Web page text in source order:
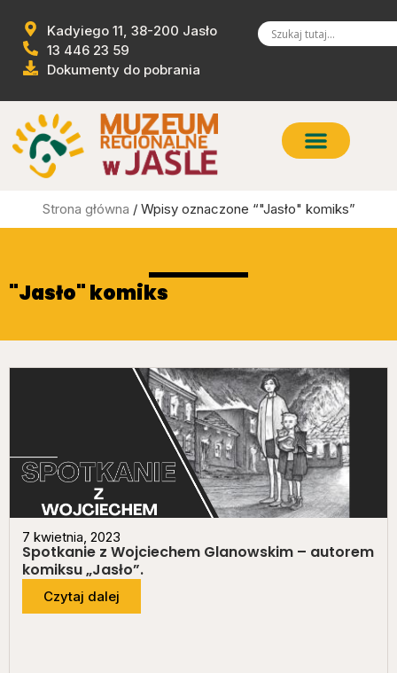
Kadyiego 11, 38-200 Jasło
13 446 23 59
Dokumenty do pobrania
Strona główna / Wpisy oznaczone “"Jasło" komiks”
"Jasło" komiks
7 kwietnia, 2023
Spotkanie z Wojciechem Glanowskim – autorem
komiksu „Jasło”.
Czytaj dalej